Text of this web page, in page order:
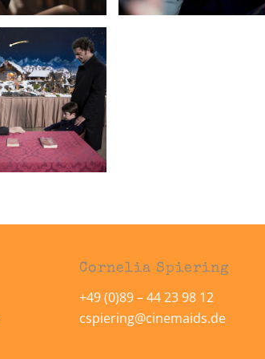
Cornelia Spiering
+49 (0)89 – 44 23 98 12
cspiering@cinemaids.de